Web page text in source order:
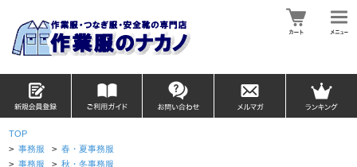
TOP
> 事務服 > 春・夏事務服
> 事務服 > 秋・冬事務服